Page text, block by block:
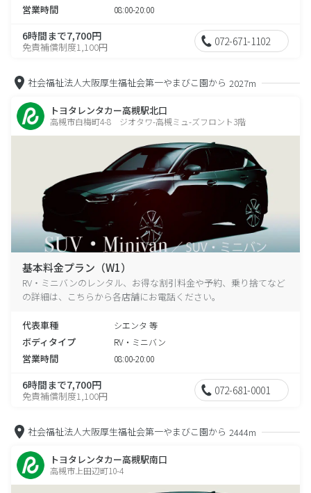
営業時間 08:00-20:00
6時間まで7,700円
免責補償制度1,100円 072-671-1102
社会福祉法人大阪厚生福祉会第一やまびこ園から 2027m
トヨタレンタカー高槻駅北口
高槻市白梅町4-8 ジオタワ-高槻ミュ-ズフロント3階
基本料金プラン（W1）
RV・ミニバンのレンタル、お得な割引料金や予約、乗り捨てなど
の詳細は、こちらから各店舗にお電話ください。
代表車種 シエンタ 等
ボディタイプ RV・ミニバン
営業時間 08:00-20:00
6時間まで7,700円
免責補償制度1,100円 072-681-0001
社会福祉法人大阪厚生福祉会第一やまびこ園から 2444m
トヨタレンタカー高槻駅南口
高槻市上田辺町10-4